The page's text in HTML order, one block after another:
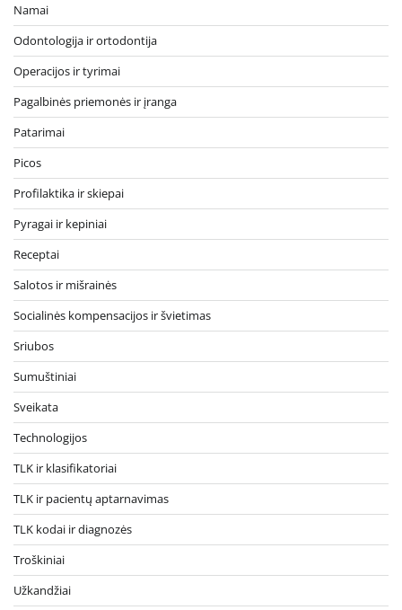
Namai
Odontologija ir ortodontija
Operacijos ir tyrimai
Pagalbinės priemonės ir įranga
Patarimai
Picos
Profilaktika ir skiepai
Pyragai ir kepiniai
Receptai
Salotos ir mišrainės
Socialinės kompensacijos ir švietimas
Sriubos
Sumuštiniai
Sveikata
Technologijos
TLK ir klasifikatoriai
TLK ir pacientų aptarnavimas
TLK kodai ir diagnozės
Troškiniai
Užkandžiai